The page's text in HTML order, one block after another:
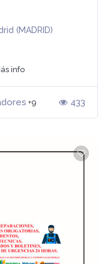
(MADRID)
info
+9 433